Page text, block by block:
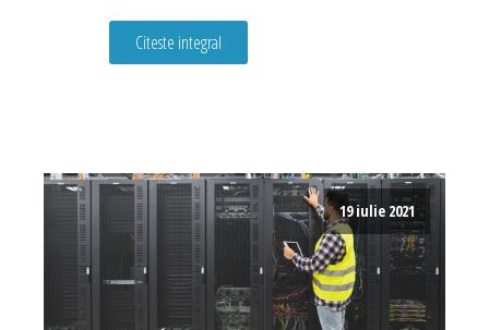
Citeste integral
19 iulie 2021